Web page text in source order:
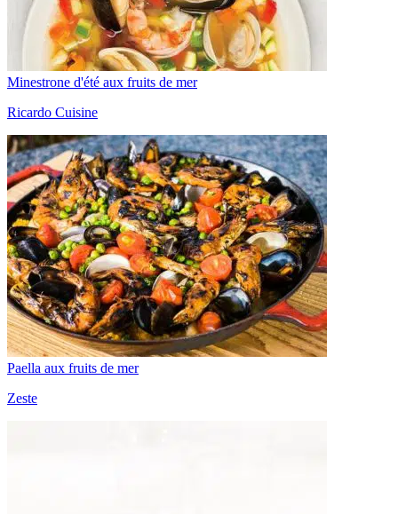
Minestrone d'été aux fruits de mer
Ricardo Cuisine
Paella aux fruits de mer
Zeste